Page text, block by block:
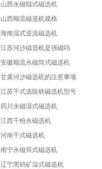
山西永磁辊式磁选机
山西顺流磁选机规格
海南湿式逆流磁选机
江苏河沙磁选机是强磁吗
安徽顺流永磁筒式磁选机
甘肃河沙磁选机的注意事项
江苏干式选除铁磁选机型号
四川永磁湿式磁选机
江西干粉永磁选机
河南干式磁选机
南宁永磁筒式磁选机
辽宁黑钨矿湿式磁选机